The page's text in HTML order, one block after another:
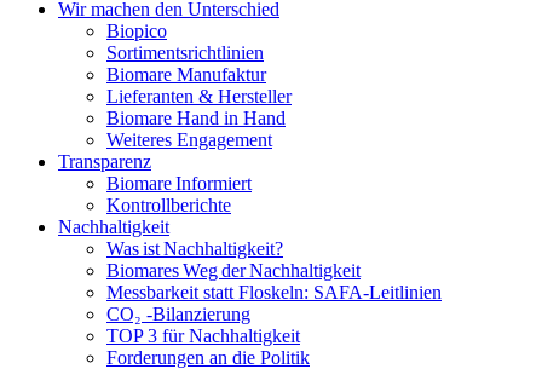
Wir machen den Unterschied
Biopico
Sortimentsrichtlinien
Biomare Manufaktur
Lieferanten & Hersteller
Biomare Hand in Hand
Weiteres Engagement
Transparenz
Biomare Informiert
Kontrollberichte
Nachhaltigkeit
Was ist Nachhaltigkeit?
Biomares Weg der Nachhaltigkeit
Messbarkeit statt Floskeln: SAFA-Leitlinien
CO₂ -Bilanzierung
TOP 3 für Nachhaltigkeit
Forderungen an die Politik